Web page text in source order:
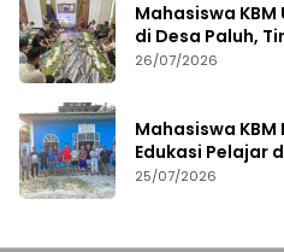
Mahasiswa
di Desa Paluh,
Hukum dan Aksi
26/07/2026
Mahasiswa KBM
Edukasi Pelajar
25/07/2026